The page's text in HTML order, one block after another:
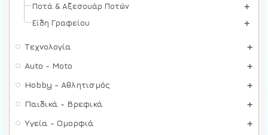
Ποτά & Αξεσουάρ Ποτών
Είδη Γραφείου
Τεχνολογία
Auto - Moto
Hobby - Αθλητισμός
Παιδικά - Βρεφικά
Υγεία - Ομορφιά